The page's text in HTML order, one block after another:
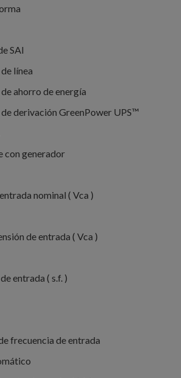
SAI
línea
ahorro de energía
derivación GreenPower UPS™
con generador
nominal ( Vca )
de entrada ( Vca )
entrada ( s.f. )
frecuencia de entrada